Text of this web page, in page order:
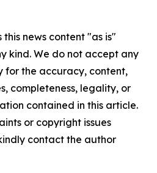
news content "as is"
kind. We do not accept any
for the accuracy, content,
completeness, legality, or
contained in this article.
or copyright issues
contact the author